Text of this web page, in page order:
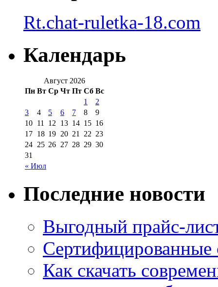
Rt.chat-ruletka-18.com
Календарь
Август 2026
Пн Вт Ср Чт Пт Сб Вс
« Июл
1
2
3
4 5 6 7 8
9
10 11 12 13 14 15 16
17 18 19 20 21 22 23
24 25 26 27 28 29 30
31
Последние новости
Выгодный прайс-
Как скачать